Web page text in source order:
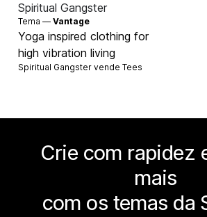
Spiritual Gangster
Tema —Vantage
Yoga inspired clothing for
high vibration living
Spiritual Gangster vendeTees
Crie com rapidez
mais
com os temas da